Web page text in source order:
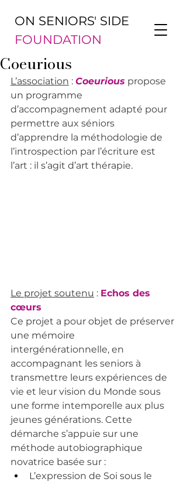
ON SENIORS' SIDE
FOUNDATION
Coeurious
L’association : Coeurious propose
un programme
d’accompagnement adapté pour
permettre aux séniors
d’apprendre la méthodologie de
l’introspection par l’écriture est
l’art : il s’agit d’art thérapie.
Le projet soutenu : Echos des
cœurs
Ce projet a pour objet de préserver
une mémoire
intergénérationnelle, en
accompagnant les seniors à
transmettre leurs expériences de
vie et leur vision du Monde sous
une forme intemporelle aux plus
jeunes générations. Cette
démarche s’appuie sur une
méthode autobiographique
novatrice basée sur :
L’expression de Soi sous le